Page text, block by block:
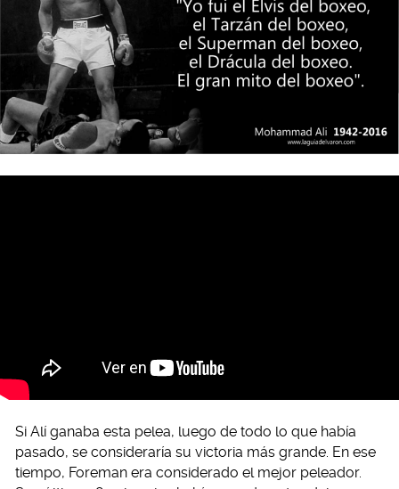
Si Alí ganaba esta pelea, luego de todo lo que había
pasado, se consideraría su victoria más grande. En ese
tiempo, Foreman era considerado el mejor peleador.